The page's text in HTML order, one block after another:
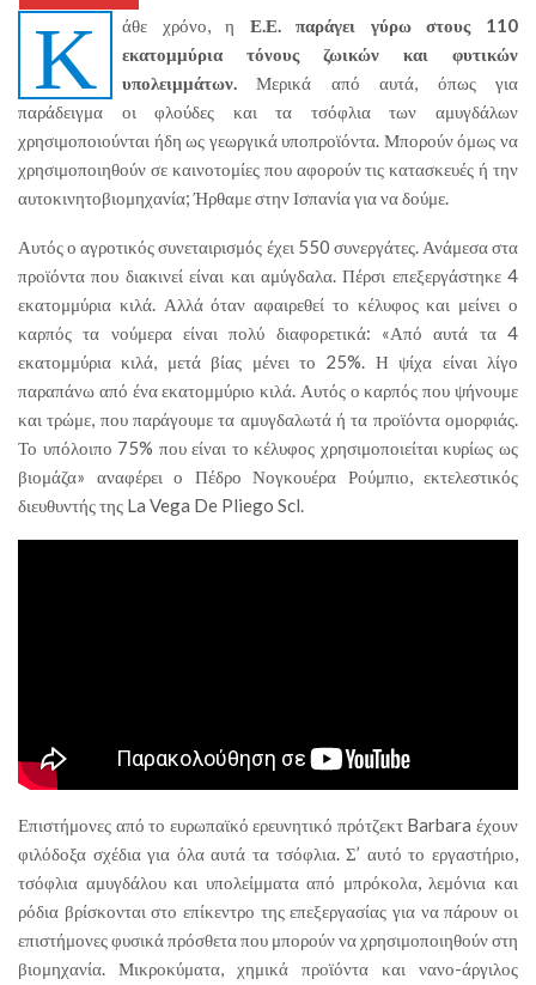
Κ άθε χρόνο, η Ε.Ε. παράγει γύρω στους 110
εκατομμύρια τόνους ζωικών και φυτικών
υπολειμμάτων. Μερικά από αυτά, όπως για
παράδειγμα οι φλούδες και τα τσόφλια των αμυγδάλων
χρησιμοποιούνται ήδη ως γεωργικά υποπροϊόντα. Μπορούν όμως να
χρησιμοποιηθούν σε καινοτομίες που αφορούν τις κατασκευές ή την
αυτοκινητοβιομηχανία; Ήρθαμε στην Ισπανία για να δούμε.
Αυτός ο αγροτικός συνεταιρισμός έχει 550 συνεργάτες. Ανάμεσα στα
προϊόντα που διακινεί είναι και αμύγδαλα. Πέρσι επεξεργάστηκε 4
εκατομμύρια κιλά. Αλλά όταν αφαιρεθεί το κέλυφος και μείνει ο
καρπός τα νούμερα είναι πολύ διαφορετικά: «Από αυτά τα 4
εκατομμύρια κιλά, μετά βίας μένει το 25%. Η ψίχα είναι λίγο
παραπάνω από ένα εκατομμύριο κιλά. Αυτός ο καρπός που ψήνουμε
και τρώμε, που παράγουμε τα αμυγδαλωτά ή τα προϊόντα ομορφιάς.
Το υπόλοιπο 75% που είναι το κέλυφος χρησιμοποιείται κυρίως ως
βιομάζα» αναφέρει ο Πέδρο Νογκουέρα Ρούμπιο, εκτελεστικός
διευθυντής της La Vega De Pliego Scl.
Επιστήμονες από το ευρωπαϊκό ερευνητικό πρότζεκτ Barbara έχουν
φιλόδοξα σχέδια για όλα αυτά τα τσόφλια. Σ’ αυτό το εργαστήριο,
τσόφλια αμυγδάλου και υπολείμματα από μπρόκολα, λεμόνια και
ρόδια βρίσκονται στο επίκεντρο της επεξεργασίας για να πάρουν οι
επιστήμονες φυσικά πρόσθετα που μπορούν να χρησιμοποιηθούν στη
βιομηχανία. Μικροκύματα, χημικά προϊόντα και νανο-άργιλος